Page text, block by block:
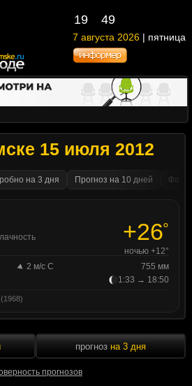
19 49
7 августа 2026 | пятница
15 июля 2012
на 3 дня Прогноз на 10 дней
+26°
ночью +12°
2 м/с С
755 мм
1:33 → 18:50
прогнозов
прогноз на 3 дня